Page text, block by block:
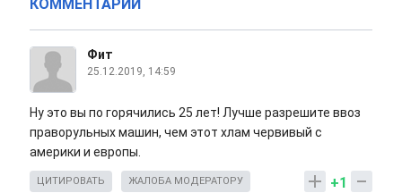
КОММЕНТАРИИ
Фит
25.12.2019, 14:59
Ну это вы по горячились 25 лет! Лучше разрешите ввоз
праворульных машин, чем этот хлам червивый с
америки и европы.
+1
ЦИТИРОВАТЬ ЖАЛОБА МОДЕРАТОРУ